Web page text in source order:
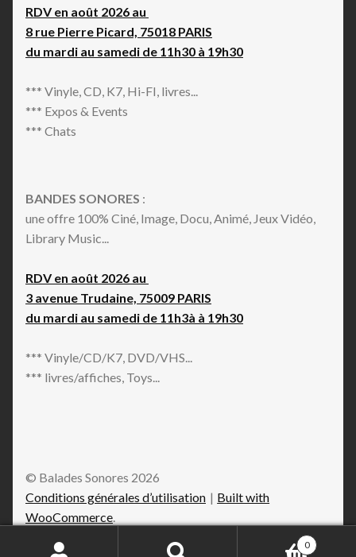
RDV en août 2026 au
8 rue Pierre Picard, 75018 PARIS
du mardi au samedi de 11h30 à 19h30
*** Vinyle, CD, K7, Hi-FI, livres...
*** Expos & Events
*** Chats
BANDES SONORES :
une offre 100% Ciné, Image, Docu, Animé, Jeux Vidéo,
Library Music...
RDV en août 2026 au
3 avenue Trudaine, 75009 PARIS
du mardi au samedi de 11h3à à 19h30
*** Vinyle/CD/K7, DVD/VHS...
*** livres/affiches, Toys...
© Balades Sonores 2026
Conditions générales d’utilisation
Built with
WooCommerce
0